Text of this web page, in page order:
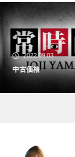
工事中